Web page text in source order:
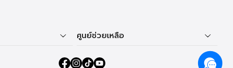
ศูนย์ช่วยเหลือ